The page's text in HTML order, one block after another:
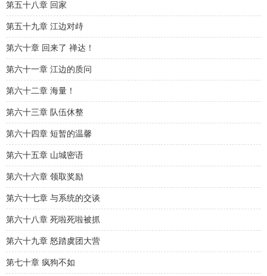
第五十八章 回家
第五十九章 江边对歭
第六十章 回来了 禅达！
第六十一章 江边的质问
第六十二章 海量！
第六十三章 队伍休整
第六十四章 短暂的温馨
第六十五章 山城密语
第六十六章 领取奖励
第六十七章 与系统的交谈
第六十八章 死啦死啦被抓
第六十九章 怒踏虞团大营
第七十章 疯狗不如